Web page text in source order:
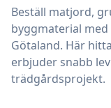
Beställ matjord,
byggmaterial med
Götaland. Här
erbjuder snabb
trädgårdsprojekt.